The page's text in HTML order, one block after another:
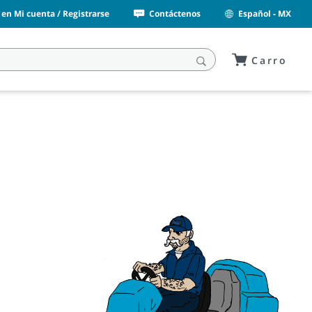
Mi cuenta / Registrarse Contáctenos Español - MX
Carro